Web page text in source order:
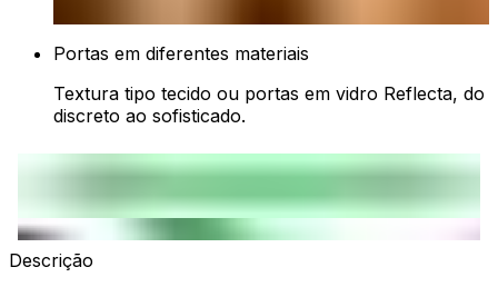
Portas em diferentes materiais
Textura tipo tecido ou portas em vidro Reflecta, do
discreto ao sofisticado.
Descrição